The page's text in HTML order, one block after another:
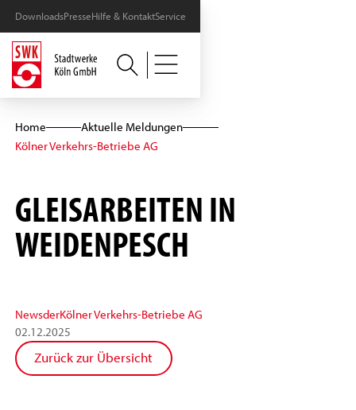
DownloadsPresseHilfe & KontaktService
Home
Aktuelle Meldungen
Kölner Verkehrs-Betriebe AG
GLEISARBEITEN IN
WEIDENPESCH
NewsderKölner Verkehrs-Betriebe AG
02.12.2025
Zurück zur Übersicht